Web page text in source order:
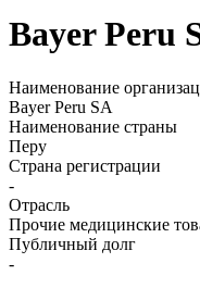
Bayer Peru
Наименование
Bayer Peru SA
Наименование страны
Перу
Страна регистрации
-
Отрасль
Прочие медицинские
Публичный долг
-